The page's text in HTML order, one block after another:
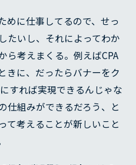
めに仕事してるので、せっ
たいし、それによってわか
ら考えまくる。例えばCPA
きに、だったらバナーをク
すれば実現できるんじゃな
仕組みができるだろう、と
て考えることが新しいこと